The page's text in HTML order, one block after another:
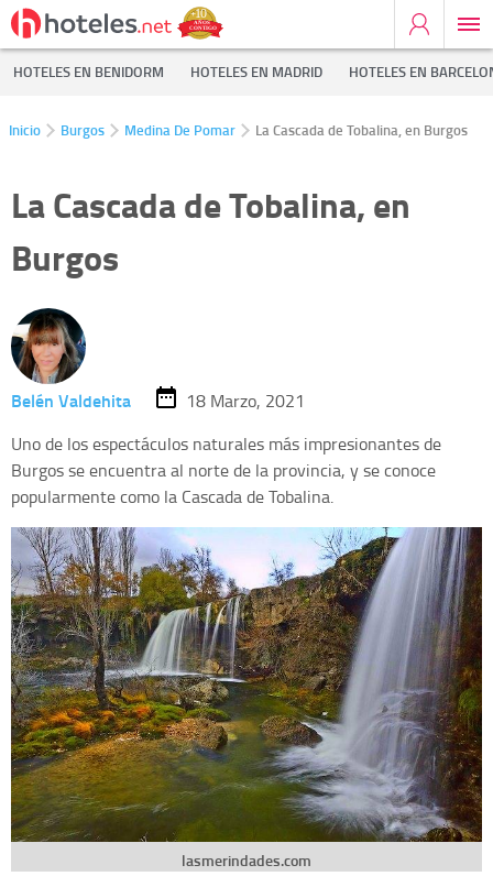
HOTELES EN BENIDORM HOTELES EN MADRID HOTELES EN
Inicio Burgos Medina De Pomar La Cascada de Tobalina, en Burgos
La Cascada de Tobalina, en
Burgos
Belén Valdehita
18 Marzo, 2021
Uno de los espectáculos naturales más impresionantes de
Burgos se encuentra al norte de la provincia, y se conoce
popularmente como la Cascada de Tobalina.
lasmerindades.com